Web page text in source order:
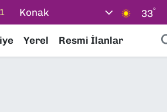
Konak 33°
Yerel Resmi İlanlar